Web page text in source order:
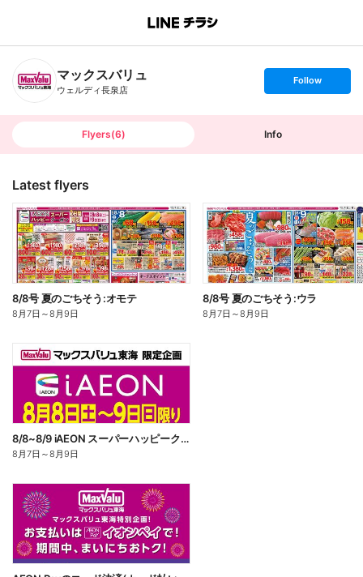
B
n
T
マックスバリュ
ウェルディ長泉店
s
t
o
Follow
Flyers(6) Info
Latest flyers
8/8号 夏のごちそう:オモテ
8月7日 ～8月9日
8/8号 夏のごちそう:ウラ
8月7日 ～8月9日
8/8~8/9 iAEON スーパーハッピークーポン
8月7日 ～8月9日